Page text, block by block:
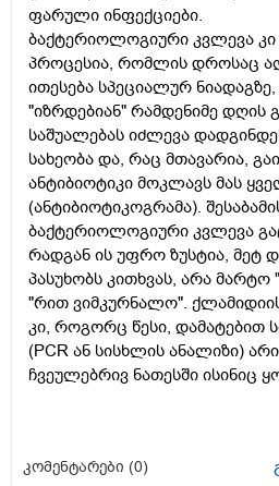
ფარული ინფექციები.
ბაქტერიოლოგიური კვლევა
პროცესია, რომლის დროსაც
ითესება სპეციალურ
"იზრდებიან" რამდენიმე დღის
საშუალებას იძლევა
სახეობა და, რაც მთავარია,
ანტიბიოტიკი მოკლავს მას
(ანტიბიოტიკოგრამა).
ბაქტერიოლოგიური კვლევა
რადგან ის უფრო ზუსტია, მეტ
პასუხობს კითხვას, არა
"რით ვიმკურნალო".
კი, როგორც წესი, დამატებით
(PCR ან სისხლის ანალიზი)
ჩვეულებრივ ნათესში ისინიც
კომენტარები (0)